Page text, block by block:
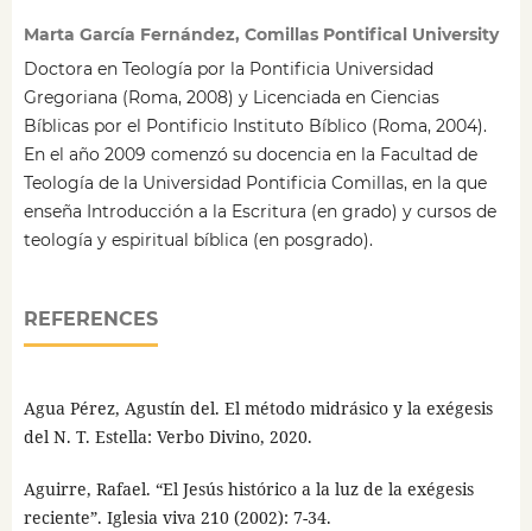
Marta García Fernández, Comillas Pontifical University
Doctora en Teología por la Pontificia Universidad
Gregoriana (Roma, 2008) y Licenciada en Ciencias
Bíblicas por el Pontificio Instituto Bíblico (Roma, 2004).
En el año 2009 comenzó su docencia en la Facultad de
Teología de la Universidad Pontificia Comillas, en la que
enseña Introducción a la Escritura (en grado) y cursos de
teología y espiritual bíblica (en posgrado).
REFERENCES
Agua Pérez, Agustín del. El método midrásico y la exégesis
del N. T. Estella: Verbo Divino, 2020.
Aguirre, Rafael. “El Jesús histórico a la luz de la exégesis
reciente”. Iglesia viva 210 (2002): 7-34.